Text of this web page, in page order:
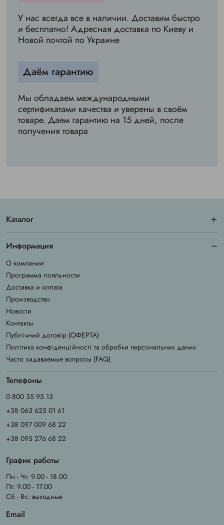
У нас всегда все в наличии. Доставим быстро
и бесплатно! Адресная доставка по Киеву и
Новой почтой по Украине
Даём гарантию
Мы обладаем международными
сертификатами качества и уверены в своём
товаре. Даем гарантию на 15 дней, после
получения товара
Каталог
Информация
О компании
Программа лояльности
Доставка и оплата
Производство
Новости
Контакты
Публічний договір (ОФЕРТА)
Політика конфіденційності та обробки персональних даних
Часто задаваемые вопросы (FAQ)
Телефоны
0 800 35 95 13
+38 063 625 01 61
+38 097 009 68 22
+38 095 276 68 22
График работы
Пн - Чт: 9.00 - 18.00
Пт: 9.00 - 17.00
Сб - Вс: выходные
Email